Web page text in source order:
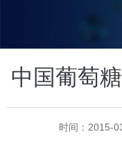
中国葡萄
时间：2015-